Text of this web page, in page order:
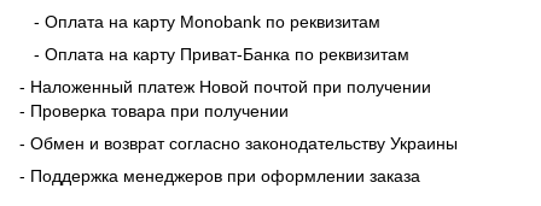
- Оплата на карту Monobank по реквизитам
- Оплата на карту Приват-Банка по реквизитам
- Наложенный платеж Новой почтой при получении
- Проверка товара при получении
- Обмен и возврат согласно законодательству Украины
- Поддержка менеджеров при оформлении заказа